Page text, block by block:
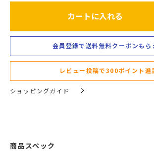
カートに入れる
会員登録で送料無料クーポンもら
レビュー投稿で300ポイント進
ショッピングガイド
商品スペック